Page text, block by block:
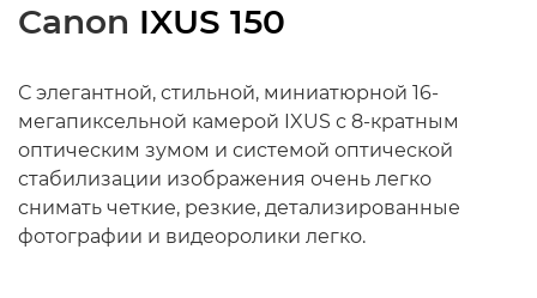
Canon IXUS 150
С элегантной, стильной, миниатюрной 16-
мегапиксельной камерой IXUS с 8-кратным
оптическим зумом и системой оптической
стабилизации изображения очень легко
снимать четкие, резкие, детализированные
фотографии и видеоролики легко.